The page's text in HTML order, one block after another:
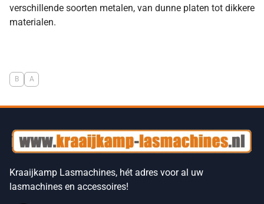
verschillende soorten metalen, van dunne platen tot dikkere
materialen.
B A
Kraaijkamp Lasmachines, hét adres voor al uw
lasmachines en accessoires!